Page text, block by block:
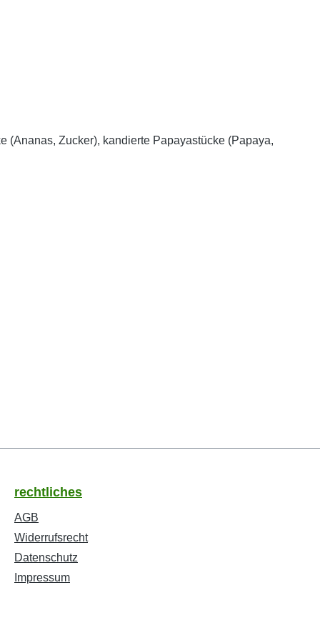
(Ananas, Zucker), kandierte Papayastücke (Papaya,
rechtliches
AGB
Widerrufsrecht
Datenschutz
Impressum